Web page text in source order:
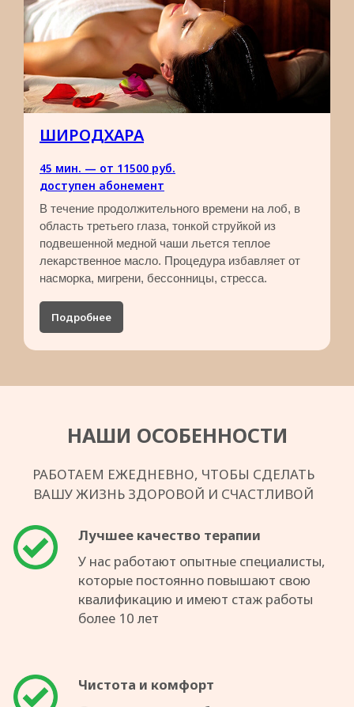
ШИРОДХАРА
45 мин. — от 11500 руб.​
доступен абонемент
В течение продолжительного времени на лоб, в
область третьего глаза, тонкой струйкой из
подвешенной медной чаши льется теплое
лекарственное масло. Процедура избавляет от
насморка, мигрени, бессонницы, стресса.
Подробнее